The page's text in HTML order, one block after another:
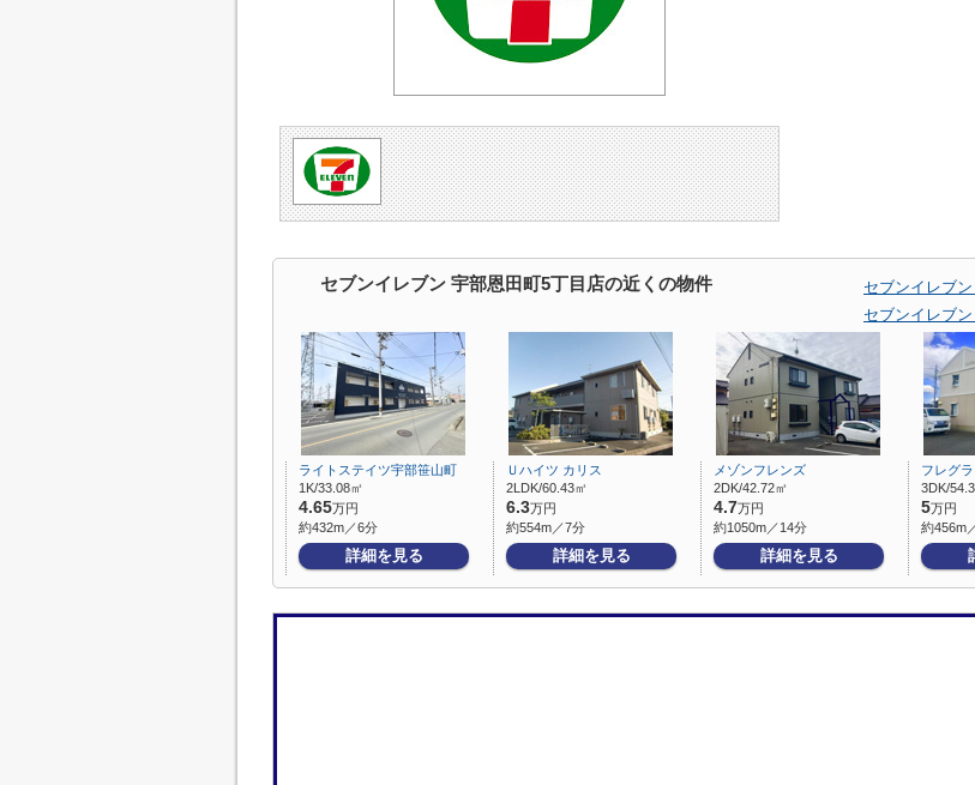
セブンイレブン 宇部恩田町5丁目店の近くの物件
セブンイレブ
セブンイレブ
ライトステイツ宇部笹山町
1K/33.08㎡
4.65万円
約432m／6分
詳細を見る
Ｕハイツ カリス
2LDK/60.43㎡
6.3万円
約554m／7分
詳細を見る
メゾンフレンズ
2DK/42.72㎡
4.7万円
約1050m／14分
詳細を見る
フレグ
3DK/
5万円
約456m